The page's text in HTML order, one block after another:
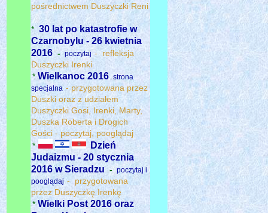
pośrednictwem Duszyczki Reni
* 30 lat po katastrofie w
Czarnobylu - 26 kwietnia
2016 - poczytaj - refleksja
Duszyczki Irenki
* Wielkanoc 2016 strona
specjalna- przygotowana przez
Duszki oraz z udziałem
Duszyczki Gosi, Irenki, Marty,
Duszka Roberta i Drogich
Gości - poczytaj, pooglądaj
*
Dzień
Judaizmu - 20 stycznia
2016 w Sieradzu - poczytaj i
pooglądaj- przygotowana
przez Duszyczkę Irenkę
*Wielki Post 2016 oraz